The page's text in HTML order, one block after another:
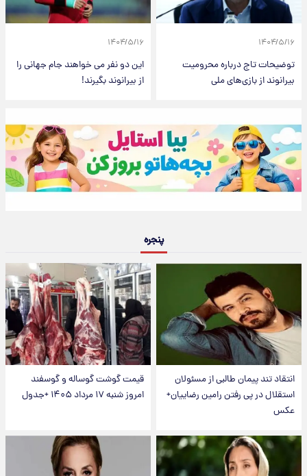
۱۴۰۴/۵/۱۶
توضیحات تاج درباره محرومیت
بیرانوند از بازی‌های ملی
۱۴۰۴/۵/۱۶
این دو نفر می خواهند جام جهانی را
از بیرانوند بگیرند!
پنجره
انتقاد تند پیمان طالبی از مسئولان
استقلال در پی رفتن رامین رضاییان+
عکس
قیمت گوشت گوساله و گوسفند
امروز شنبه ۱۷ مرداد ۱۴۰۵ +جدول